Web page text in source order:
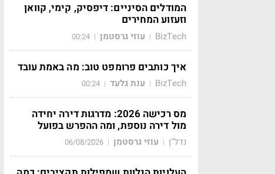
המודלים הסיניים: דיפסיק, קימי, קוואן
וזעזוע המחירים
BizTech
| עוזי גרסטמן |
00:24
איך כותבים פרומפט טוב: מה באמת עובד
BizTech
| ענת גלעד |
00:24
מס רכישה 2026: מדרגות דירה יחידה
מול דירה נוספת, ומה ההפרש בפועל
נדל"ן | עוזי גרסטמן |
06/08/2026